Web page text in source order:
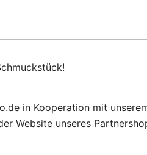
in Kooperation mit
Website unseres